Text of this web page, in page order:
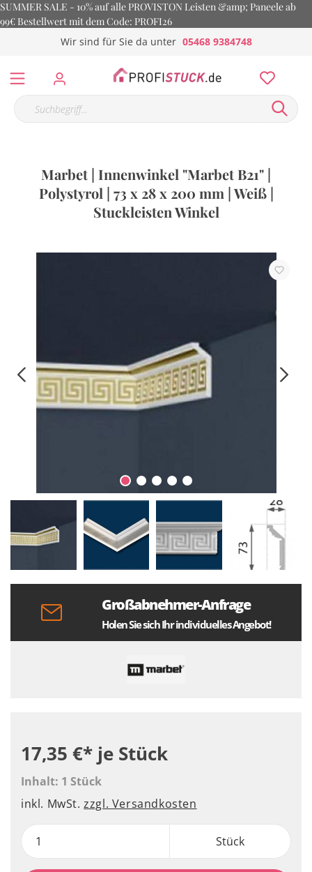
SUMMER SALE - 10% auf alle PROVISTON Leisten &amp; Paneele ab
99€ Bestellwert mit dem Code: PROFI26
Wir sind für Sie da unter 05468 9384748
Marbet | Innenwinkel "Marbet B21" |
Polystyrol | 73 x 28 x 200 mm | Weiß |
Stuckleisten Winkel
Großabnehmer-Anfrage
Holen Sie sich Ihr individuelles Angebot!
17,35 €* je Stück
Inhalt: 1 Stück
inkl. MwSt.zzgl. Versandkosten
Stück